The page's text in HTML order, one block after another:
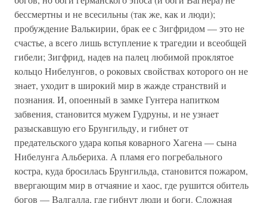
бессмертны и не всесильны (так же, как и люди);
пробуждение Валькирии, брак ее с Зигфридом — это не
счастье, а всего лишь вступление к трагедии и всеобщей
гибели; Зигфрид, надев на палец любимой проклятое
кольцо Нибелунгов, о роковых свойствах которого он не
знает, уходит в широкий мир в жажде странствий и
познания. И, опоенный в замке Гунтера напитком
забвения, становится мужем Гудруны, и не узнает
разыскавшую его Брунгильду, и гибнет от
предательского удара копья коварного Хагена — сына
Нибелунга Альбериха. А пламя его погребального
костра, куда бросилась Брунгильда, становится пожаром,
ввергающим мир в отчаяние и хаос, где рушится обитель
богов — Валгалла, где гибнут люди и боги. Сложная